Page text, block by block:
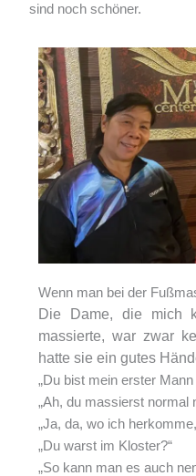
sind noch schöner.
Wenn man bei der
Die Dame, die mich
massierte, war zwar
hatte sie ein gutes
„Du bist mein erster
„Ah, du massierst normal
„Ja, da, wo ich
„Du warst im Kloster?“
„So kann man es auch